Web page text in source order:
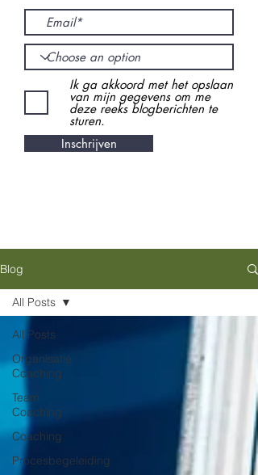
Ik ga akkoord met het opslaan
van mijn gegevens om me
deze reeks blogberichten te
sturen.
Inschrijven
Blog
All Posts
Organisatie
Coaching
Team
Coaching
Coaching
Procesbegeleiding
All Posts